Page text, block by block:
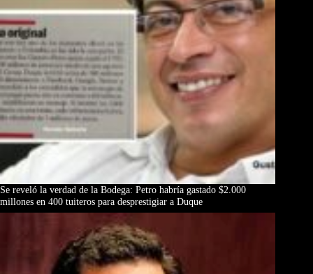
Se reveló la verdad de la Bodega: Petro habría gastado $2.000
millones en 400 tuiteros para desprestigiar a Duque